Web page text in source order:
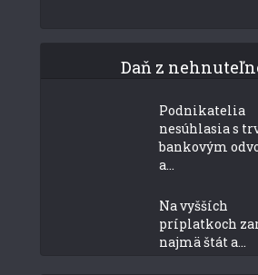
Daň z
Podnikatelia
nesúhlasia s
bankovým
a...
Na vyšších
príplatkoch
najmä štát a...